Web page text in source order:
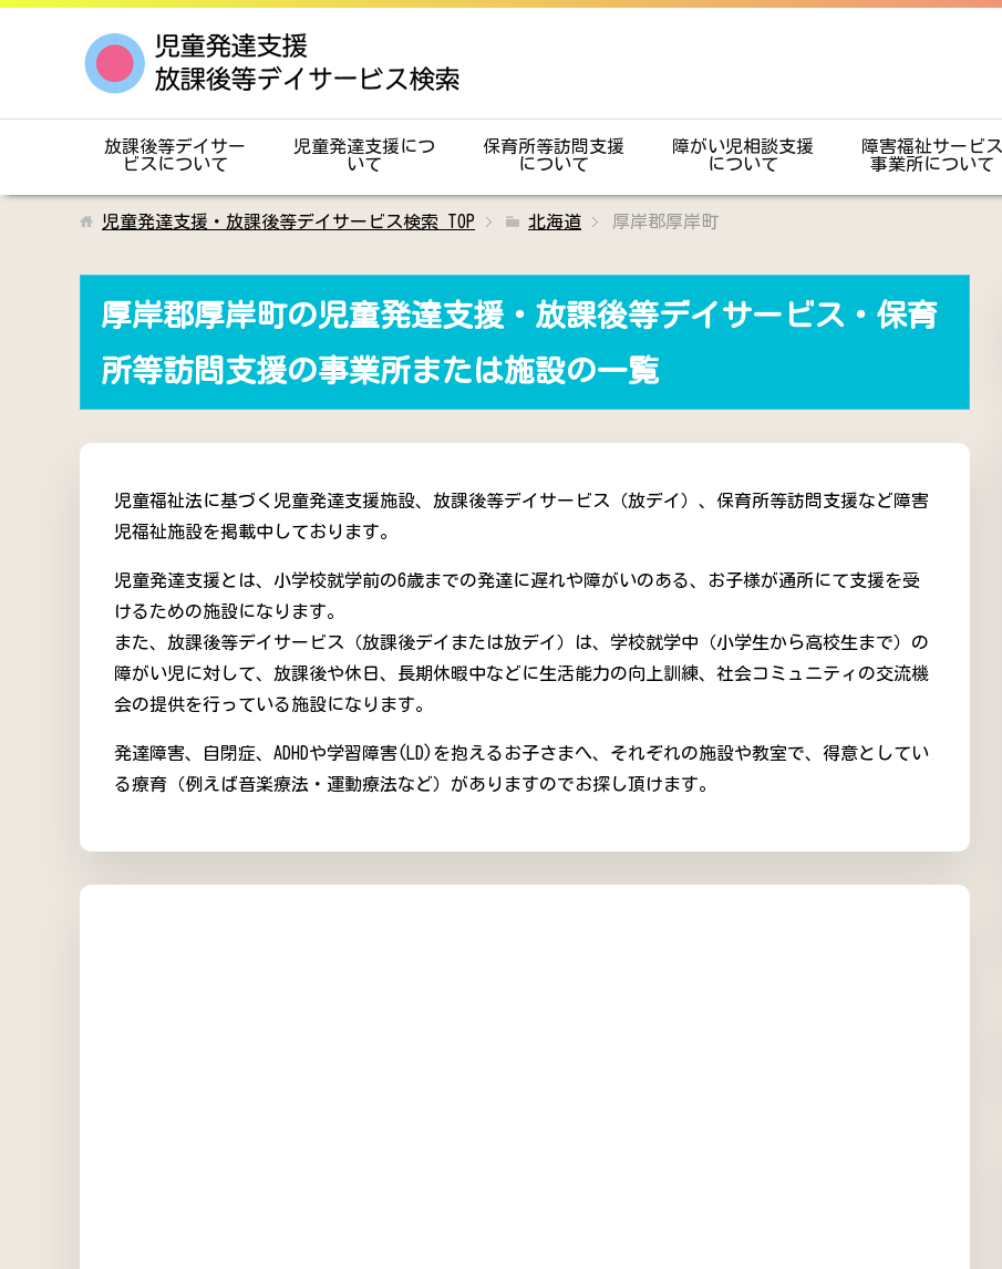
放課後等デイサー
ビスについて
児童発達支援につ
いて
保育所等訪問支援
について
障がい児相談支援
について
障害福祉サービス
事業所について
児童発達支援・放課後等デイサービス検索 TOP 北海道 厚岸郡厚岸町
厚岸郡厚岸町の児童発達支援・放課後等デイサービス・保育
所等訪問支援の事業所または施設の一覧
児童福祉法に基づく児童発達支援施設、放課後等デイサービス（放デイ）、保育所等訪問支援など障害
児福祉施設を掲載中しております。
児童発達支援とは、小学校就学前の6歳までの発達に遅れや障がいのある、お子様が通所にて支援を受
けるための施設になります。
また、放課後等デイサービス（放課後デイまたは放デイ）は、学校就学中（小学生から高校生まで）の
障がい児に対して、放課後や休日、長期休暇中などに生活能力の向上訓練、社会コミュニティの交流機
会の提供を行っている施設になります。
発達障害、自閉症、ADHDや学習障害(LD)を抱えるお子さまへ、それぞれの施設や教室で、得意としてい
る療育（例えば音楽療法・運動療法など）がありますのでお探し頂けます。